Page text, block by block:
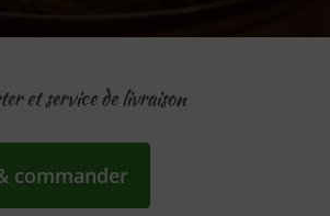
et service de livraison
commander